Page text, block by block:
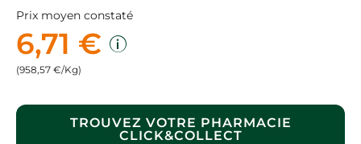
Prix moyen constaté
6,71 €
(958,57 €/Kg)
TROUVEZ VOTRE PHARMACIE
CLICK&COLLECT